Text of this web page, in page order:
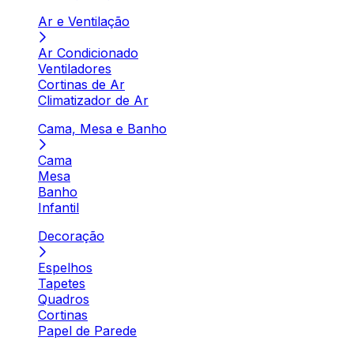
Ar e Ventilação
Ar Condicionado
Ventiladores
Cortinas de Ar
Climatizador de Ar
Cama, Mesa e Banho
Cama
Mesa
Banho
Infantil
Decoração
Espelhos
Tapetes
Quadros
Cortinas
Papel de Parede